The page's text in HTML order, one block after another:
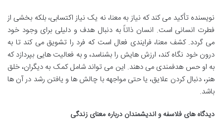
نویسنده تأکید می کند که نیاز به معنا، نه یک نیاز اکتسابی، بلکه بخشی از
فطرت انسانی است. انسان ذاتاً به دنبال هدف و دلیلی برای وجود خود
می گردد. کشف معنا، فرایندی فعال است که فرد را تشویق می کند تا به
درون خود نگاه کند، ارزش هایش را بشناسد، و به فعالیت هایی بپردازد که
به او حس هدفمندی می دهند. این می تواند شامل کمک به دیگران، خلق
هنر، دنبال کردن علایق، یا حتی مواجهه با چالش ها و یافتن رشد در آن ها
باشد.
دیدگاه های فلاسفه و اندیشمندان درباره معنای زندگی